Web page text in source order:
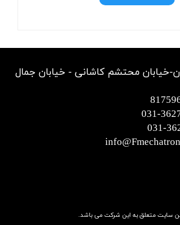
سایت متعلق به این شرکت می باشد.​​​​​​​
محتشم کاشانی - خیابان جمال